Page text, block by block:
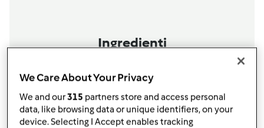
Ingredienti
320 gr. di acqua
1cucchiaiodi strutto
10 gr. di sale.
We Care About Your Privacy
We and our315 partners store and access personal
data, like browsing data or unique identifiers, on your
device. Selecting I Accept enables tracking